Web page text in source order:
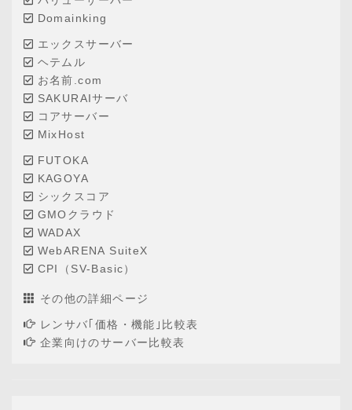
Domainking
エックスサーバー
ヘテムル
お名前.com
SAKURAIサーバ
コアサーバー
MixHost
FUTOKA
KAGOYA
シックスコア
GMOクラウド
WADAX
WebARENA SuiteX
CPI（SV-Basic）
その他の詳細ページ
レンサバ｢価格・機能｣比較表
企業向けのサーバー比較表